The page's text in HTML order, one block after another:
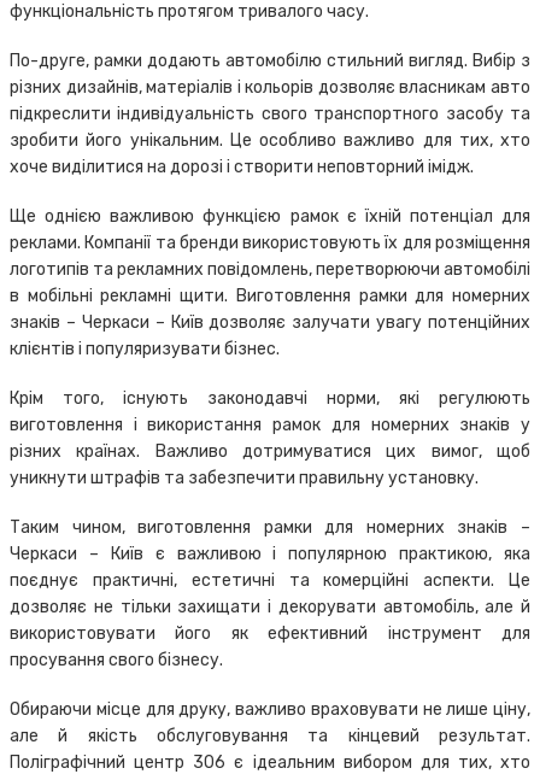
функціональність протягом тривалого часу.
По-друге, рамки додають автомобілю стильний вигляд. Вибір з
різних дизайнів, матеріалів і кольорів дозволяє власникам авто
підкреслити індивідуальність свого транспортного засобу та
зробити його унікальним. Це особливо важливо для тих, хто
хоче виділитися на дорозі і створити неповторний імідж.
Ще однією важливою функцією рамок є їхній потенціал для
реклами. Компанії та бренди використовують їх для розміщення
логотипів та рекламних повідомлень, перетворюючи автомобілі
в мобільні рекламні щити. Виготовлення рамки для номерних
знаків – Черкаси – Київ дозволяє залучати увагу потенційних
клієнтів і популяризувати бізнес.
Крім того, існують законодавчі норми, які регулюють
виготовлення і використання рамок для номерних знаків у
різних країнах. Важливо дотримуватися цих вимог, щоб
уникнути штрафів та забезпечити правильну установку.
Таким чином, виготовлення рамки для номерних знаків –
Черкаси – Київ є важливою і популярною практикою, яка
поєднує практичні, естетичні та комерційні аспекти. Це
дозволяє не тільки захищати і декорувати автомобіль, але й
використовувати його як ефективний інструмент для
просування свого бізнесу.
Обираючи місце для друку, важливо враховувати не лише ціну,
але й якість обслуговування та кінцевий результат.
Поліграфічний центр 306 є ідеальним вибором для тих, хто